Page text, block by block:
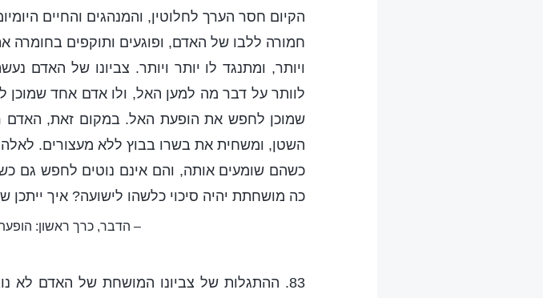
הקיום חסר הערך לחלוטין, והמנהגים והחיים
חמורה ללבו של האדם, ופוגעים ותוקפים
ויותר, ומתנגד לו יותר ויותר. צביונו של האדם
לוותר על דבר מה למען האל, ולו אדם אחד שמוכן
שמוכן לחפש את הופעת האל. במקום זאת, האדם
השטן, ומשחית את בשרו בבוץ ללא מעצורים.
כשהם שומעים אותה, והם אינם נוטים לחפש גם
כה מושחתת יהיה סיכוי כלשהו לישועה? איך ייתכן
– הדבר, כרך ראשון:
83. ההתגלות של צביונו המושחת של האדם לא